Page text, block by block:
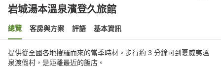
岩城湯本溫泉濱登久旅館
總覽 客房與方案 評語 基本資訊
提供從全國各地搜羅而來的當季時材。步行約 3 分鐘可到夏威夷溫
泉渡假村，是距離最近的飯店。